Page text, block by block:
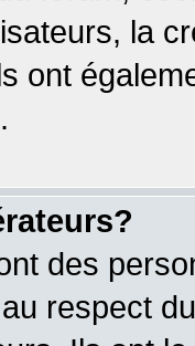
la
ont
des
respect